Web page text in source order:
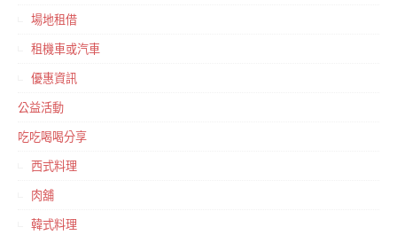
場地租借
租機車或汽車
優惠資訊
公益活動
吃吃喝喝分享
西式料理
肉舖
韓式料理